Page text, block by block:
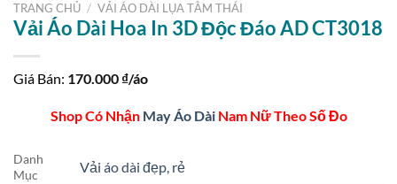
TRANG CHỦ / VẢI ÁO DÀI LỤA TẰM THÁI
Vải Áo Dài Hoa In 3D Độc Đáo AD CT3018
Giá Bán: 170.000 ₫/áo
Shop Có Nhận May Áo DàiNam Nữ Theo Số Đo
Danh
Mục
Vải áo dài đẹp, rẻ